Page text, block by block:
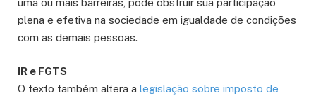
uma ou mais barreiras, pode obstruir sua participação
plena e efetiva na sociedade em igualdade de condições
com as demais pessoas.
IR e FGTS
O texto também altera a legislação sobre imposto de